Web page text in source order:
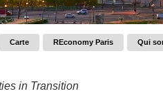
Carte REconomy Paris Qui
in Transition